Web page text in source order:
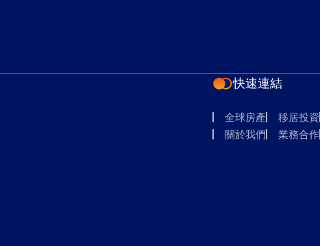
快速連結
全球房產 移居投資
關於我們
業務合作